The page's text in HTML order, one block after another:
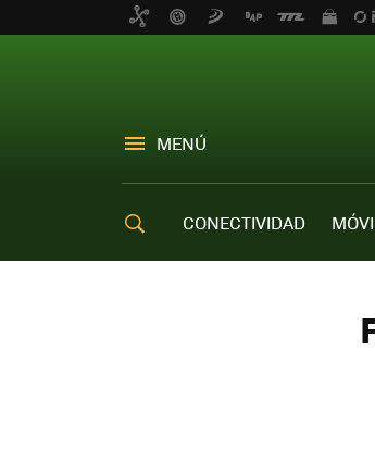
MENÚ
CONECTIVIDAD